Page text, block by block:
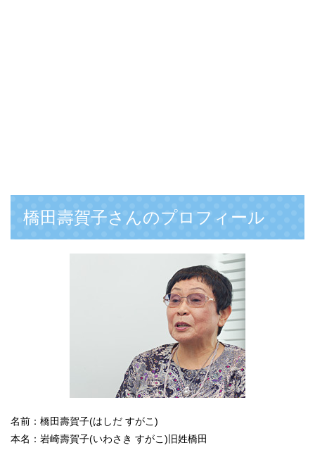
橋田壽賀子さんのプロフィール
名前：橋田壽賀子(はしだ すがこ)
本名：岩崎壽賀子(いわさき すがこ)旧姓橋田